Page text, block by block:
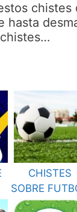
chistes
hasta
CHISTES
SOBRE